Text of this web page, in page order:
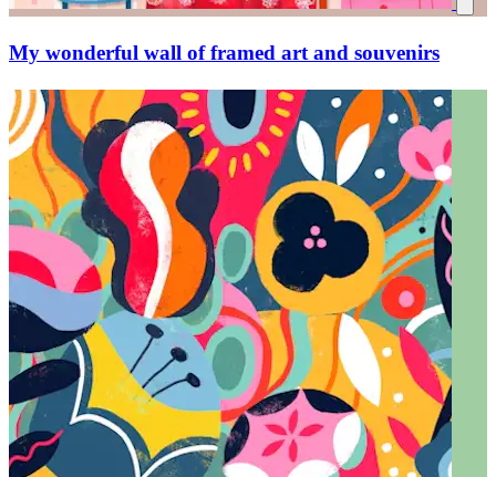
My wonderful wall of framed art and souvenirs